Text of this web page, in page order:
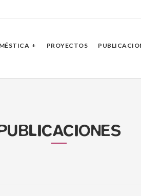
PROYECTOS